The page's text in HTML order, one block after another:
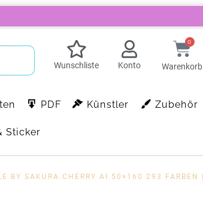
Wunschliste Konto
0
Warenkorb
PDF Künstler Zubehör
Sticker
BY SAKURA.CHERRY AI 50×160 293 FARBEN |